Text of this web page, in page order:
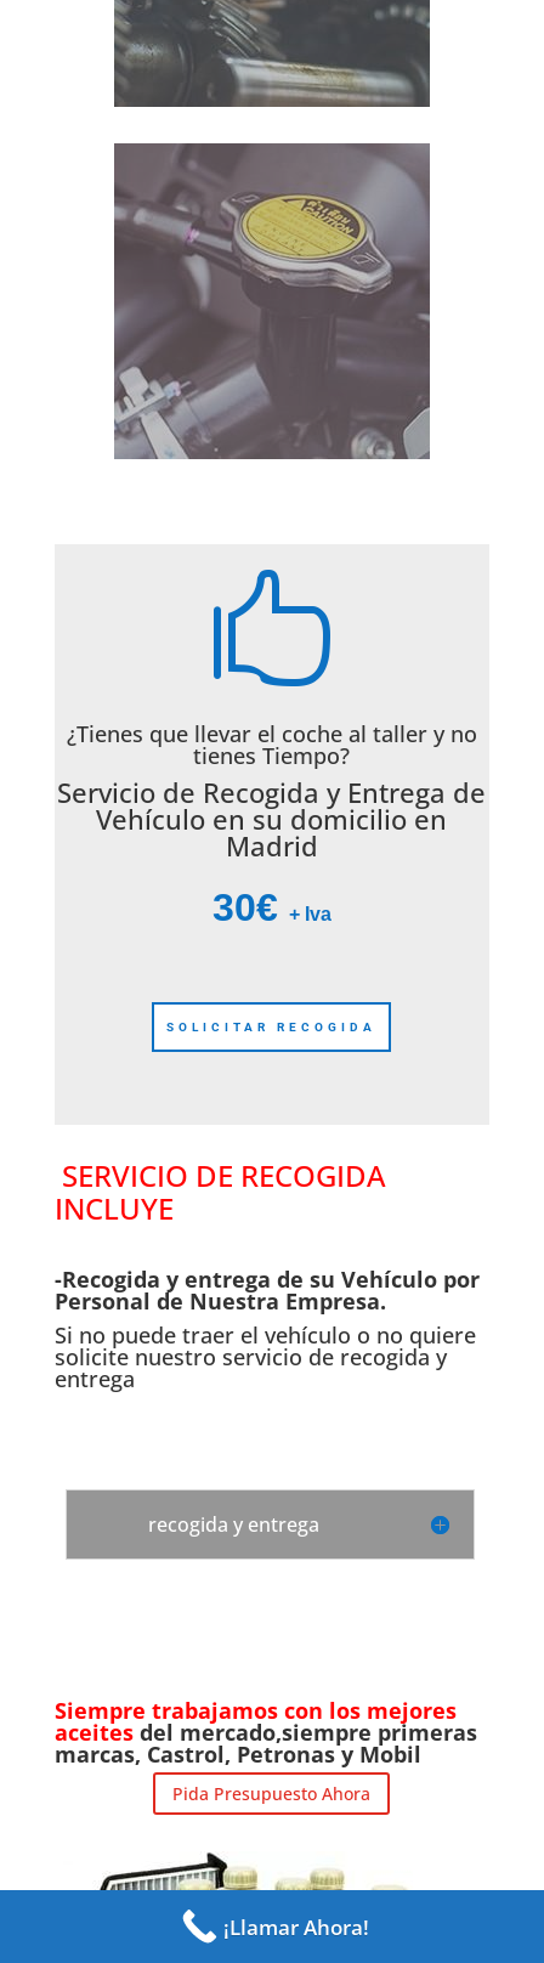

¿Tienes que llevar el coche al taller y no
tienes Tiempo?
Servicio de Recogida y Entrega de
Vehículo en su domicilio en
Madrid
30€ + Iva
SOLICITAR RECOGIDA
SERVICIO DE RECOGIDA
INCLUYE
-Recogida y entrega de su Vehículo por
Personal de Nuestra Empresa.
Si no puede traer el vehículo o no quiere
solicite nuestro servicio de recogida y
entrega
recogida y entrega
Siempre trabajamos con los mejores
aceitesdel mercado,siempre primeras
marcas, Castrol, Petronas y Mobil
Pida Presupuesto Ahora
¡Llamar Ahora!